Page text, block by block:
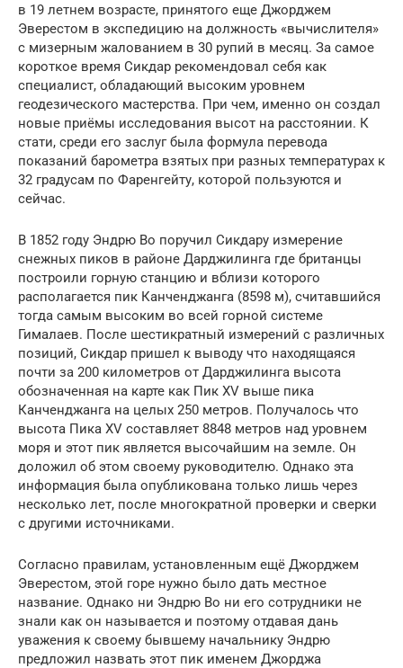
в 19 летнем возрасте, принятого еще Джорджем
Эверестом в экспедицию на должность «вычислителя»
с мизерным жалованием в 30 рупий в месяц. За самое
короткое время Сикдар рекомендовал себя как
специалист, обладающий высоким уровнем
геодезического мастерства. При чем, именно он создал
новые приёмы исследования высот на расстоянии. К
стати, среди его заслуг была формула перевода
показаний барометра взятых при разных температурах к
32 градусам по Фаренгейту, которой пользуются и
сейчас.
В 1852 году Эндрю Во поручил Сикдару измерение
снежных пиков в районе Дарджилинга где британцы
построили горную станцию и вблизи которого
располагается пик Канченджанга (8598 м), считавшийся
тогда самым высоким во всей горной системе
Гималаев. После шестикратный измерений с различных
позиций, Сикдар пришел к выводу что находящаяся
почти за 200 километров от Дарджилинга высота
обозначенная на карте как Пик XV выше пика
Канченджанга на целых 250 метров. Получалось что
высота Пика XV составляет 8848 метров над уровнем
моря и этот пик является высочайшим на земле. Он
доложил об этом своему руководителю. Однако эта
информация была опубликована только лишь через
несколько лет, после многократной проверки и сверки
с другими источниками.
Согласно правилам, установленным ещё Джорджем
Эверестом, этой горе нужно было дать местное
название. Однако ни Эндрю Во ни его сотрудники не
знали как он называется и поэтому отдавая дань
уважения к своему бывшему начальнику Эндрю
предложил назвать этот пик именем Джорджа